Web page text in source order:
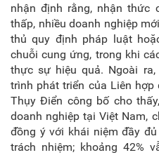
nhận định rằng, nhận thức
thấp, nhiều doanh nghiệp
thủ quy định pháp luật
chuỗi cung ứng, trong khi
thực sự hiệu quả. Ngoài
trình phát triển của Liên
Thụy Điển công bố cho
doanh nghiệp tại Việt Nam,
đồng ý với khái niệm đầy
trách nhiệm; khoảng 42%